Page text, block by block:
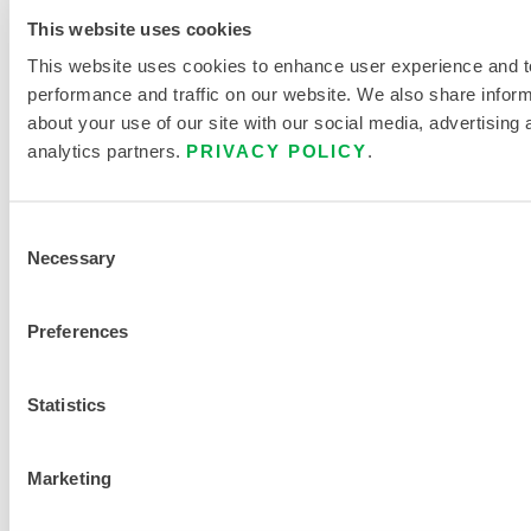
This website uses cookies
This website uses cookies to enhance user experience and
performance and traffic on our website. We also share
about your use of our site with our social media, advertising
analytics partners. PRIVACY POLICY.
Selection
Necessary
Preferences
Statistics
Marketing
VERWANDTE DOKUMENTE
Verfügbar in diesen Verkaufsregionen: MEXIKO,